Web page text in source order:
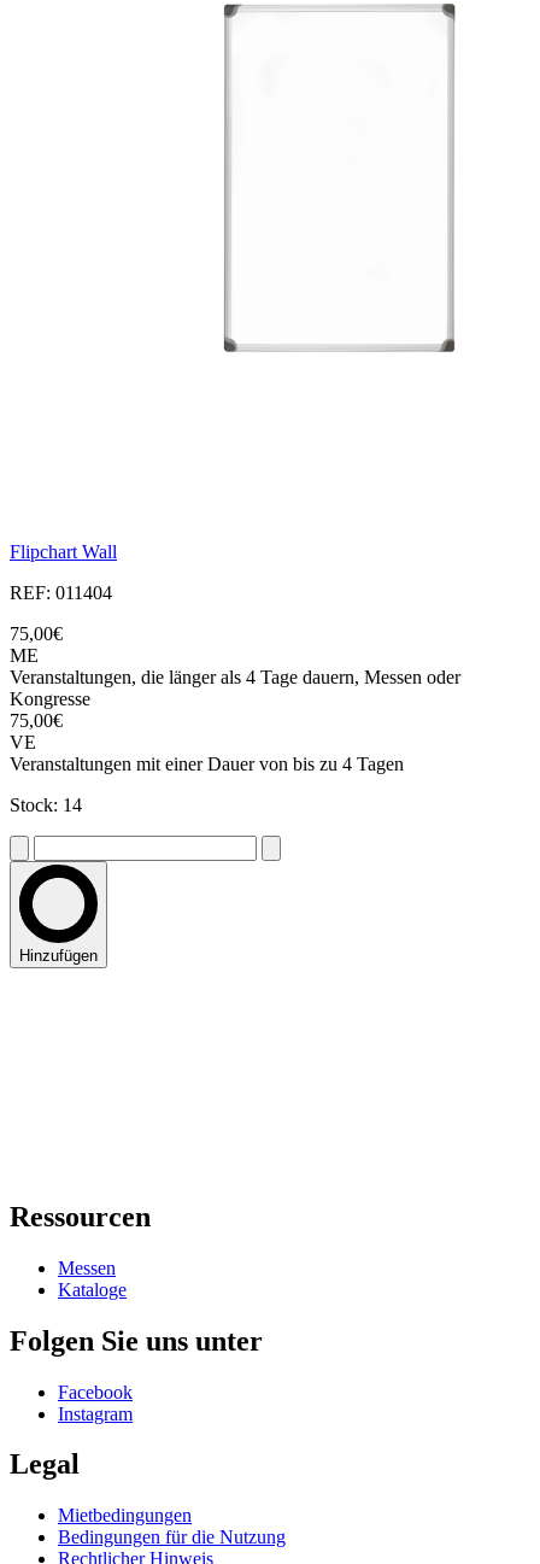
Flipchart Wall
REF: 011404
75,00€
ME
Veranstaltungen, die länger als 4 Tage dauern, Messen oder
Kongresse
75,00€
VE
Veranstaltungen mit einer Dauer von bis zu 4 Tagen
Stock: 14
Hinzufügen
Ressourcen
Messen
Kataloge
Folgen Sie uns unter
Facebook
Instagram
Legal
Mietbedingungen
Bedingungen für die Nutzung
Rechtlicher Hinweis